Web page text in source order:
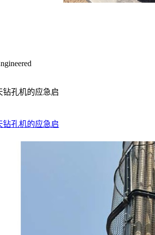
钻孔机的应急启
钻孔机的应急启